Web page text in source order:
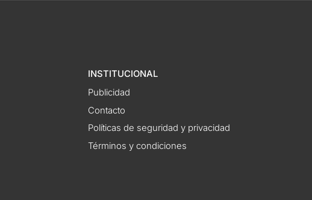
INSTITUCIONAL
Publicidad
Contacto
Políticas de seguridad y privacidad
Términos y condiciones